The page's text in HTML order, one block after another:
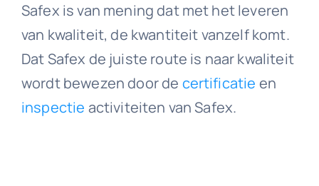
Safex is van mening dat met het leveren
van kwaliteit, de kwantiteit vanzelf komt.
Dat Safex de juiste route is naar kwaliteit
wordt bewezen door de certificatie en
inspectie activiteiten van Safex.